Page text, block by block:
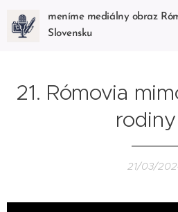
meníme mediálny obraz
Slovensku
21. Rómovia
rodiny
21/03/